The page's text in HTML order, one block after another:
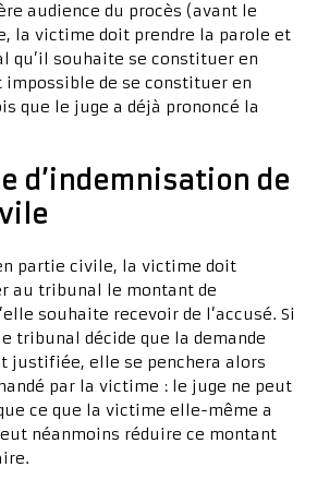
audience du procès (avant le
la victime doit prendre la parole et
qu’il souhaite se constituer en
de se constituer en
que le juge a déjà prononcé la
d’indemnisation de
partie civile, la victime doit
au tribunal le montant de
souhaite recevoir de l’accusé. Si
tribunal décide que la demande
justifiée, elle se penchera alors
par la victime : le juge ne peut
ce que la victime elle-même a
néanmoins réduire ce montant